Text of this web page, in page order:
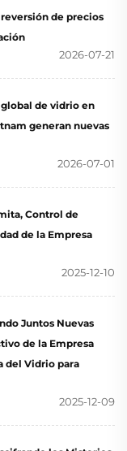
de precios
2026-07-21
de vidrio en
generan nuevas
2026-07-01
Control de
de la Empresa
2025-12-10
Juntos Nuevas
de la Empresa
del Vidrio para
2025-12-09